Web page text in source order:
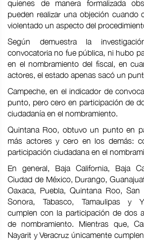
quienes de manera formalizada
pueden realizar una objeción cuando
violentado un aspecto del
Según demuestra la
convocatoria no fue pública, ni hubo
en el nombramiento del fiscal, en
actores, el estado apenas sacó un
Campeche, en el indicador de
punto, pero cero en participación de
ciudadanía en el nombramiento.
Quintana Roo, obtuvo un punto en
más actores y cero en los demás:
participación ciudadana en el
En general, Baja California, Baja
Ciudad de México, Durango,
Oaxaca, Puebla, Quintana Roo,
Sonora, Tabasco, Tamaulipas y
cumplen con la participación de dos
de nombramiento. Mientras que,
Nayarit y Veracruz únicamente